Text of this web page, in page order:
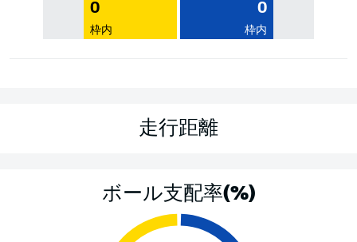
0
枠内
0
枠内
走行距離
ボール支配率(%)